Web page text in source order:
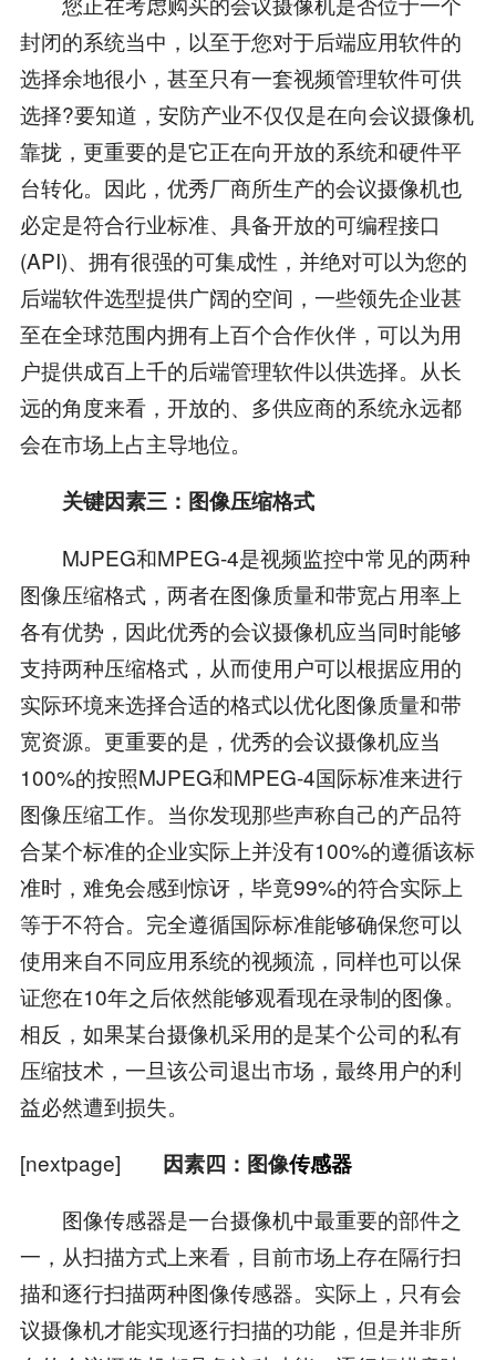
封闭的系统当中，以至于您对于后端应用软件的
选择余地很小，甚至只有一套视频管理软件可供
选择?要知道，安防产业不仅仅是在向会议摄像机
靠拢，更重要的是它正在向开放的系统和硬件平
台转化。因此，优秀厂商所生产的会议摄像机也
必定是符合行业标准、具备开放的可编程接口
(API)、拥有很强的可集成性，并绝对可以为您的
后端软件选型提供广阔的空间，一些领先企业甚
至在全球范围内拥有上百个合作伙伴，可以为用
户提供成百上千的后端管理软件以供选择。从长
远的角度来看，开放的、多供应商的系统永远都
会在市场上占主导地位。
关键因素三：图像压缩格式
MJPEG和MPEG-4是视频监控中常见的两种
图像压缩格式，两者在图像质量和带宽占用率上
各有优势，因此优秀的会议摄像机应当同时能够
支持两种压缩格式，从而使用户可以根据应用的
实际环境来选择合适的格式以优化图像质量和带
宽资源。更重要的是，优秀的会议摄像机应当
100%的按照MJPEG和MPEG-4国际标准来进行
图像压缩工作。当你发现那些声称自己的产品符
合某个标准的企业实际上并没有100%的遵循该标
准时，难免会感到惊讶，毕竟99%的符合实际上
等于不符合。完全遵循国际标准能够确保您可以
使用来自不同应用系统的视频流，同样也可以保
证您在10年之后依然能够观看现在录制的图像。
相反，如果某台摄像机采用的是某个公司的私有
压缩技术，一旦该公司退出市场，最终用户的利
益必然遭到损失。
[nextpage] 因素四：图像传感器
图像传感器是一台摄像机中最重要的部件之
一，从扫描方式上来看，目前市场上存在隔行扫
描和逐行扫描两种图像传感器。实际上，只有会
议摄像机才能实现逐行扫描的功能，但是并非所